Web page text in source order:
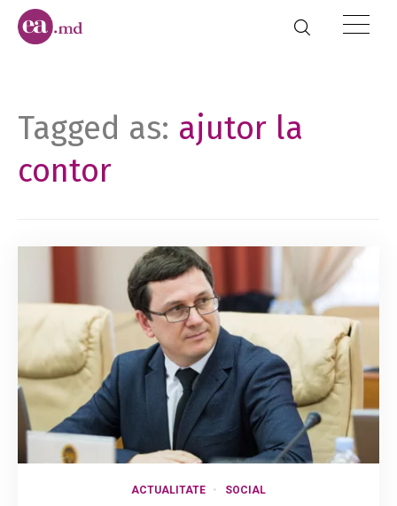
Tagged as: ajutor la
contor
ACTUALITATE SOCIAL